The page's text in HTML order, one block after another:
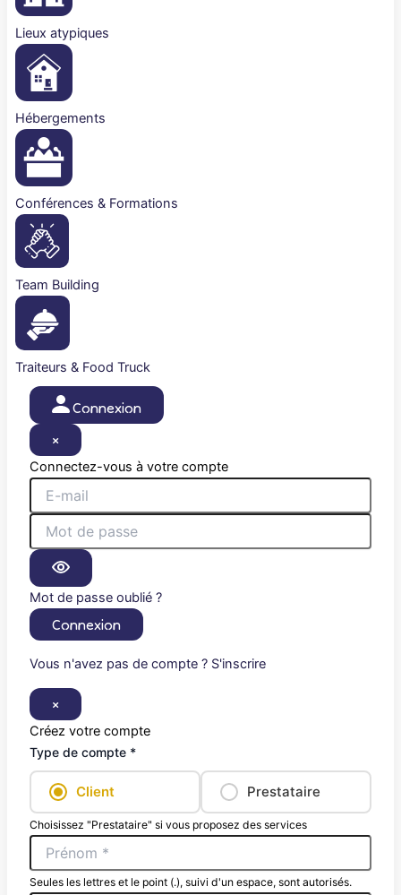
Lieux atypiques
Hébergements
Conférences & Formations
Team Building
Traiteurs & Food Truck
Connexion
×
Connectez-vous à votre compte
Mot de passe oublié ?
Connexion
Vous n'avez pas de compte ? S'inscrire
×
Créez votre compte
Type de compte *
Client Prestataire
Choisissez "Prestataire" si vous proposez des services
Seules les lettres et le point (.), suivi d'un espace, sont autorisés.